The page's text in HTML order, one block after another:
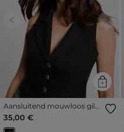
Previous Next
Aansluitend mouwloos gilet
zwart vrouw
35,00 €